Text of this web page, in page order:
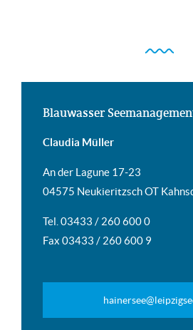
Blauwasser
Claudia Müller
An der Lagune 17-23
04575 Neukieritzsch OT
Tel. 03433 / 260 600 0
Fax 03433 / 260 600 9